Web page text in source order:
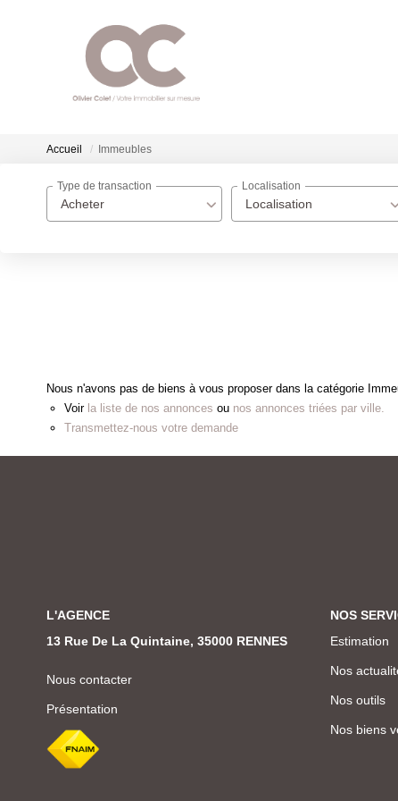
Accueil Immeubles
Acheter
Type de transaction
Localisation
Localisation
Nous n'avons pas de biens à vous proposer dans la catégorie
Voir la liste de nos annonces ou nos annonces triées par ville.
Transmettez-nous votre demande
L'AGENCE
13 Rue De La Quintaine, 35000 RENNES
Nous contacter
Présentation
NOS
Estimation
Nos
Nos outils
Nos biens